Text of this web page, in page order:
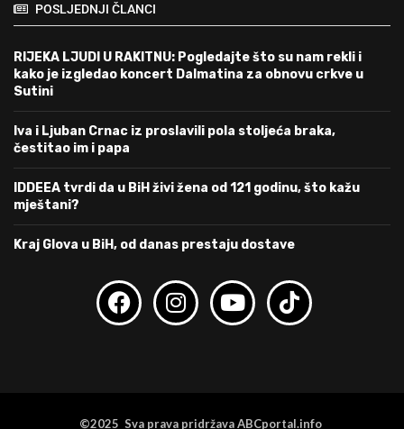
POSLJEDNJI ČLANCI
RIJEKA LJUDI U RAKITNU: Pogledajte što su nam rekli i
kako je izgledao koncert Dalmatina za obnovu crkve u
Sutini
Iva i Ljuban Crnac iz proslavili pola stoljeća braka,
čestitao im i papa
IDDEEA tvrdi da u BiH živi žena od 121 godinu, što kažu
mještani?
Kraj Glova u BiH, od danas prestaju dostave
©2025 Sva prava pridržava ABCportal.info